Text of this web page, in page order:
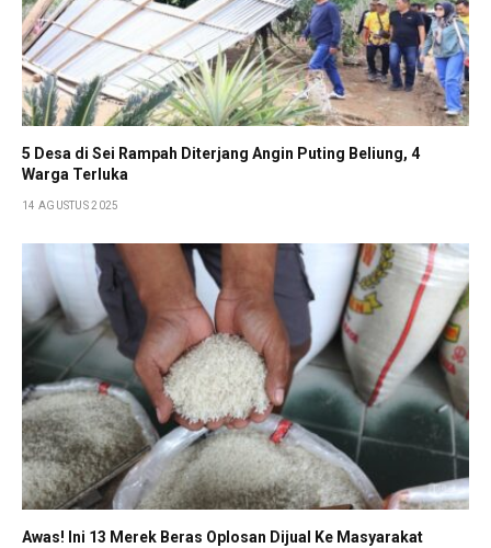
5 Desa di Sei Rampah Diterjang Angin Puting Beliung, 4
Warga Terluka
14 AGUSTUS 2025
Awas! Ini 13 Merek Beras Oplosan Dijual Ke Masyarakat